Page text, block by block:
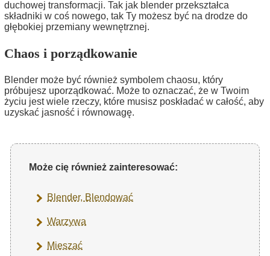
duchowej transformacji. Tak jak blender przekształca
składniki w coś nowego, tak Ty możesz być na drodze do
głębokiej przemiany wewnętrznej.
Chaos i porządkowanie
Blender może być również symbolem chaosu, który
próbujesz uporządkować. Może to oznaczać, że w Twoim
życiu jest wiele rzeczy, które musisz poskładać w całość, aby
uzyskać jasność i równowagę.
Może cię również zainteresować:
Blender, Blendować
Warzywa
Mieszać